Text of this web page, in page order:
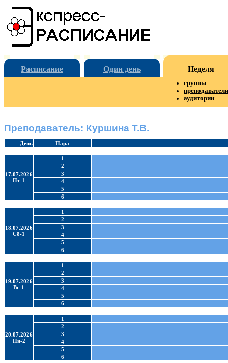
Расписание Один день Неделя
группы
преподаватели
аудитории
Преподаватель: Куршина Т.В.
День Пара
17.07.2026
Пт-1
1
2
3
4
5
6
18.07.2026
Сб-1
1
2
3
4
5
6
19.07.2026
Вс-1
1
2
3
4
5
6
20.07.2026
Пн-2
1
2
3
4
5
6